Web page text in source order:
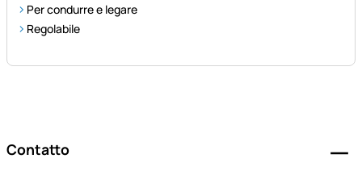
Per condurre e legare
Regolabile
Contatto